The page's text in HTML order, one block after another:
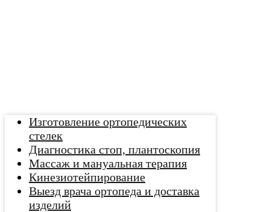
Изготовление ортопедических
стелек
Диагностика стоп, плантоскопия
Массаж и мануальная терапия
Кинезиотейпирование
Выезд врача ортопеда и доставка
изделий